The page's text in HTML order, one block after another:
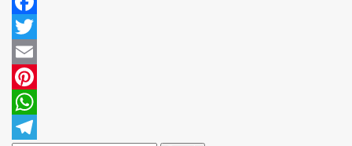
Facebook
Twitter
Email
Pinterest
WhatsApp